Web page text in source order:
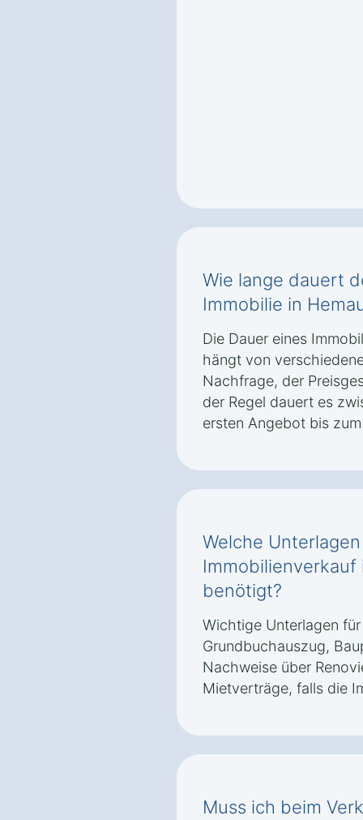
Wie lange dauert
Immobilie in
Die Dauer eines
hängt von
Nachfrage, der
der Regel dauert es
ersten Angebot bis
Welche
Immobilienverkauf
benötigt?
Wichtige Unterlagen
Grundbuchauszug,
Nachweise über
Mietverträge, falls die
Muss ich beim